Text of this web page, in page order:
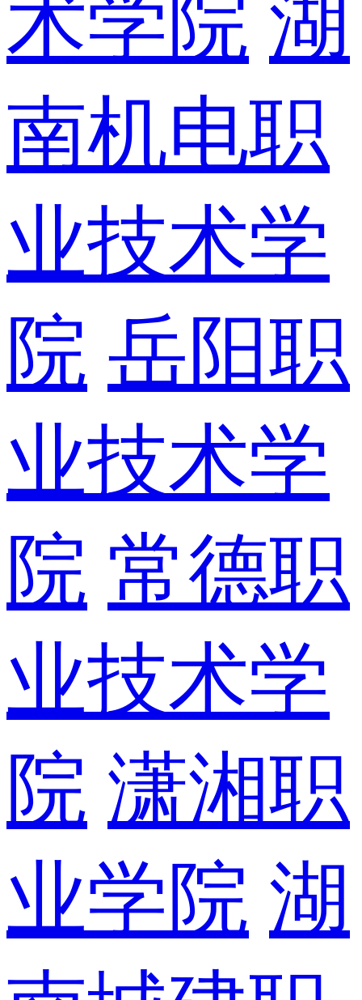
术学院 湖
南机电职
业技术学
院 岳阳职
业技术学
院 常德职
业技术学
院 潇湘职
业学院 湖